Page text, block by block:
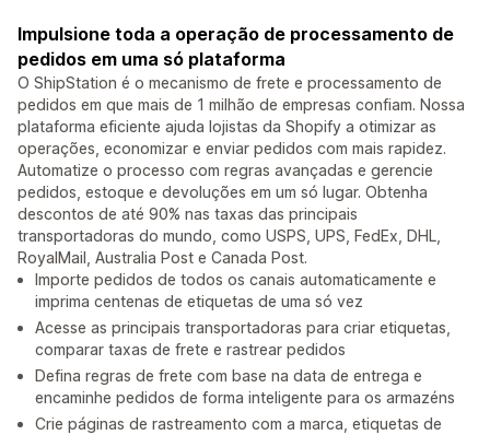
Impulsione toda a operação de processamento de
pedidos em uma só plataforma
O ShipStation é o mecanismo de frete e processamento de
pedidos em que mais de 1 milhão de empresas confiam. Nossa
plataforma eficiente ajuda lojistas da Shopify a otimizar as
operações, economizar e enviar pedidos com mais rapidez.
Automatize o processo com regras avançadas e gerencie
pedidos, estoque e devoluções em um só lugar. Obtenha
descontos de até 90% nas taxas das principais
transportadoras do mundo, como USPS, UPS, FedEx, DHL,
RoyalMail, Australia Post e Canada Post.
Importe pedidos de todos os canais automaticamente e
imprima centenas de etiquetas de uma só vez
Acesse as principais transportadoras para criar etiquetas,
comparar taxas de frete e rastrear pedidos
Defina regras de frete com base na data de entrega e
encaminhe pedidos de forma inteligente para os armazéns
Crie páginas de rastreamento com a marca, etiquetas de